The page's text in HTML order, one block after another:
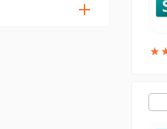
★
★